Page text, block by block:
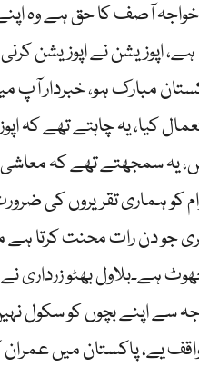
خواجہ آصف کا حق ہے وہ
ہے، اپوزیشن نے
مبارک ہو، خبردار
کیا، یہ چاہتے تھے کہ
یہ سمجھتے تھے کہ
کو ہماری تقریروں کی
جو دن رات محنت کرتا ہے
جھوٹ ہے۔بلاول بھٹو
سے اپنے بچوں کو سکول
یے، پاکستان میں عمران